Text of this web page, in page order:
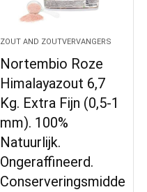
ZOUT AND ZOUTVERVANGERS
Nortembio Roze
Himalayazout 6,7
Kg. Extra Fijn (0,5-1
mm). 100%
Natuurlijk.
Ongeraffineerd.
Conserveringsmidde